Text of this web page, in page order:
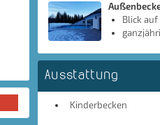
Blick
Ausstattung
Kinderbecken